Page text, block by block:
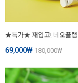
69,000₩ 180,000₩